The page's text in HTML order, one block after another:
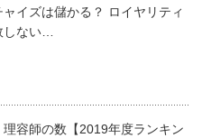
を重視して、手を抜いた服
装を意識しましょう。
ンツを組み合わせて下さ
イズは儲かる？ ロイヤリティ
しない…
容師の数【2019年度ランキン